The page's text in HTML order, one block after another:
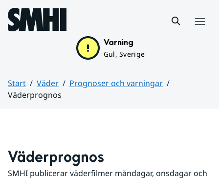
Hoppa till sidans innehåll
Varning
Gul, Sverige
Start Väder
Prognoser och varningar
Väderprognos
Väderprognos
SMHI publicerar väderfilmer måndagar, onsdagar och